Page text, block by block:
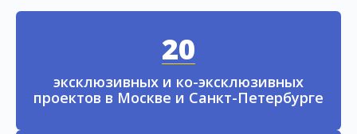
20
эксклюзивных и ко-эксклюзивных
проектов в Москве и Санкт-Петербурге